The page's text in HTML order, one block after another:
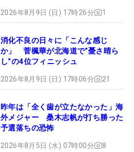
2026年8月9日 (日) 17時26分 1
消化不良の日々に「こんな感じ
か」 菅楓華が北海道で“憂さ晴ら
し”の4位フィニッシュ
2026年8月9日 (日) 17時06分 21
昨年は「全く歯が立たなかった」海
外メジャー 桑木志帆が打ち勝った
予選落ちの恐怖
2026年8月5日 (水) 07時00分 8